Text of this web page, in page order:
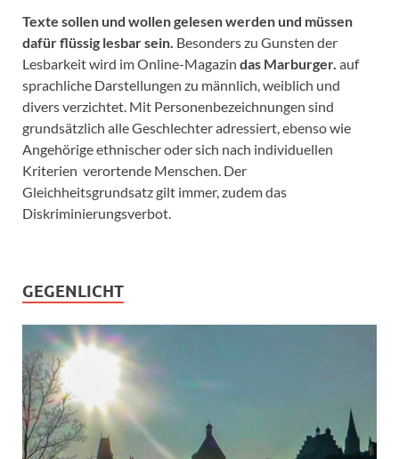
Texte sollen und wollen gelesen werden und müssen
dafür flüssig lesbar sein. Besonders zu Gunsten der
Lesbarkeit wird im Online-Magazin das Marburger. auf
sprachliche Darstellungen zu männlich, weiblich und
divers verzichtet. Mit Personenbezeichnungen sind
grundsätzlich alle Geschlechter adressiert, ebenso wie
Angehörige ethnischer oder sich nach individuellen
Kriterien verortende Menschen. Der
Gleichheitsgrundsatz gilt immer, zudem das
Diskriminierungsverbot.
GEGENLICHT